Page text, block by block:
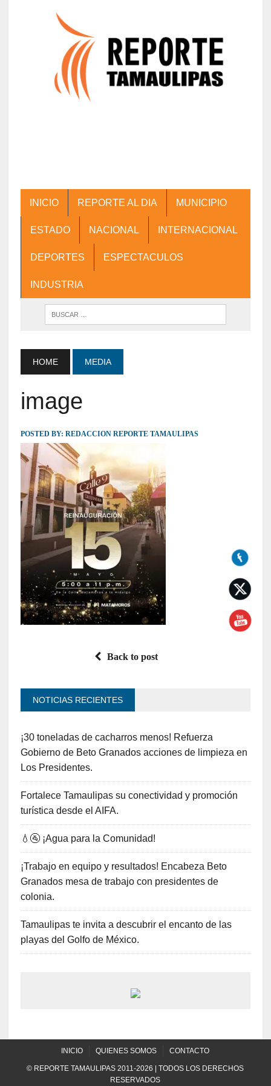
INICIO REPORTE AL DIA MUNICIPIO
ESTADO NACIONAL INTERNACIONAL
DEPORTES ESPECTACULOS
INDUSTRIA
HOME MEDIA
image
POSTED BY: REDACCION REPORTE TAMAULIPAS
Back to post
NOTICIAS RECIENTES
¡30 toneladas de cacharros menos! Refuerza
Gobierno de Beto Granados acciones de limpieza en
Los Presidentes.
Fortalece Tamaulipas su conectividad y promoción
turística desde el AIFA.
💧🚰 ¡Agua para la Comunidad!
¡Trabajo en equipo y resultados! Encabeza Beto
Granados mesa de trabajo con presidentes de
colonia.
Tamaulipas te invita a descubrir el encanto de las
playas del Golfo de México.
INICIO QUIENES SOMOS CONTACTO
© REPORTE TAMAULIPAS 2011-2026 | TODOS LOS DERECHOS
RESERVADOS